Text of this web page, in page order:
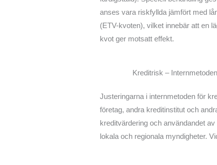
anses vara riskfyllda jämfört med
(ETV-kvoten), vilket innebär att en
kvot ger motsatt effekt.
Kreditrisk –
Justeringarna i internmetoden för
företag, andra kreditinstitut och
kreditvärdering och användandet
lokala och regionala myndigheter.